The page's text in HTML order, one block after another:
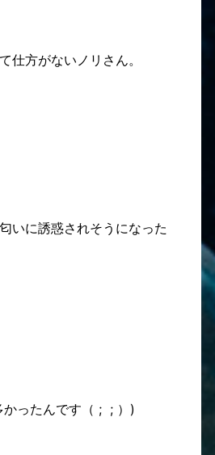
仕方がないノリさん。
いに誘惑されそうになった
かったんです（ ; ; ）)